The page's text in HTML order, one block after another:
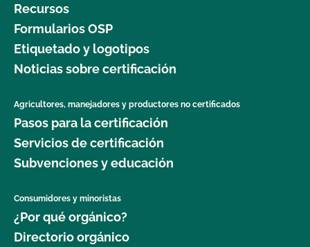
Recursos
Formularios OSP
Etiquetado y logotipos
Noticias sobre certificación
Agricultores, manejadores y productores no certificados
Pasos para la certificación
Servicios de certificación
Subvenciones y educación
Consumidores y minoristas
¿Por qué orgánico?
Directorio orgánico